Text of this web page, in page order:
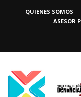
QUIENES SOMOS
ASESOR